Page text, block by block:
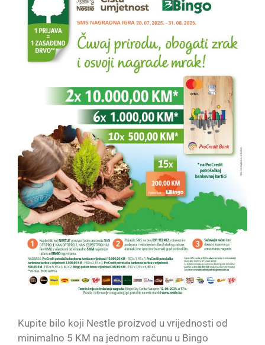
Kupite bilo koji Nestle proizvod u vrijednosti od
minimalno 5 KM na jednom računu u Bingo